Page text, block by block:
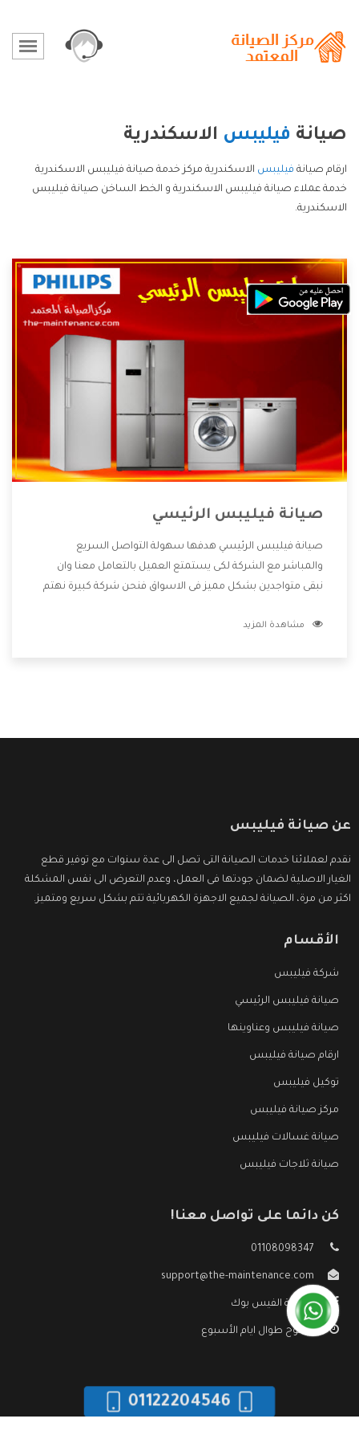
صيانة فيليبس الاسكندرية
ارقام صيانة فيليبس الاسكندرية مركز خدمة صيانة فيليبس الاسكندرية
خدمة عملاء صيانة فيليبس الاسكندرية و الخط الساخن صيانة فيليبس
الاسكندرية.
صيانة فيليبس الرئيسي
صيانة فيليبس الرئيسي هدفها سهولة التواصل السريع
والمباشر مع الشركة لكى يستمتع العميل بالتعامل معنا وان
نبقى متواجدين بشكل مميز فى الاسواق فنحن شركة كبيرة نهتم
الشركة بها والتى تكون منها خدمة الصيانة التى تكون من أهم
مشاهدة المزيد
عن صيانة فيليبس
نقدم لعملائنا خدمات الصيانة التى تصل الى عدة سنوات مع توفير قطع
الغيار الاصلية لضمان جودتها فى العمل، وعدم التعرض الى نفس المشكلة
اكثر من مرة، الصيانة لجميع الاجهزة الكهربائية تتم بشكل سريع ومتميز.
الأقسام
شركة فيليبس
صيانة فيليبس الرئيسي
صيانة فيليبس وعناوينها
ارقام صيانة فيليبس
توكيل فيليبس
مركز صيانة فيليبس
صيانة غسالات فيليبس
صيانة ثلاجات فيليبس
كن دائما على تواصل معنا!
01108098347
support@the-maintenance.com
صفحة الفيس بوك
مفتوح طوال ايام الأسبوع
01122204546